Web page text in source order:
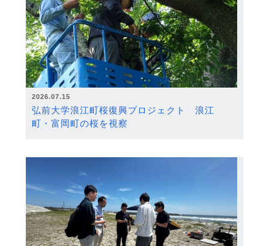
2026.07.15
弘前大学浪江町桜復興プロジェクト 浪江
町・富岡町の桜を視察